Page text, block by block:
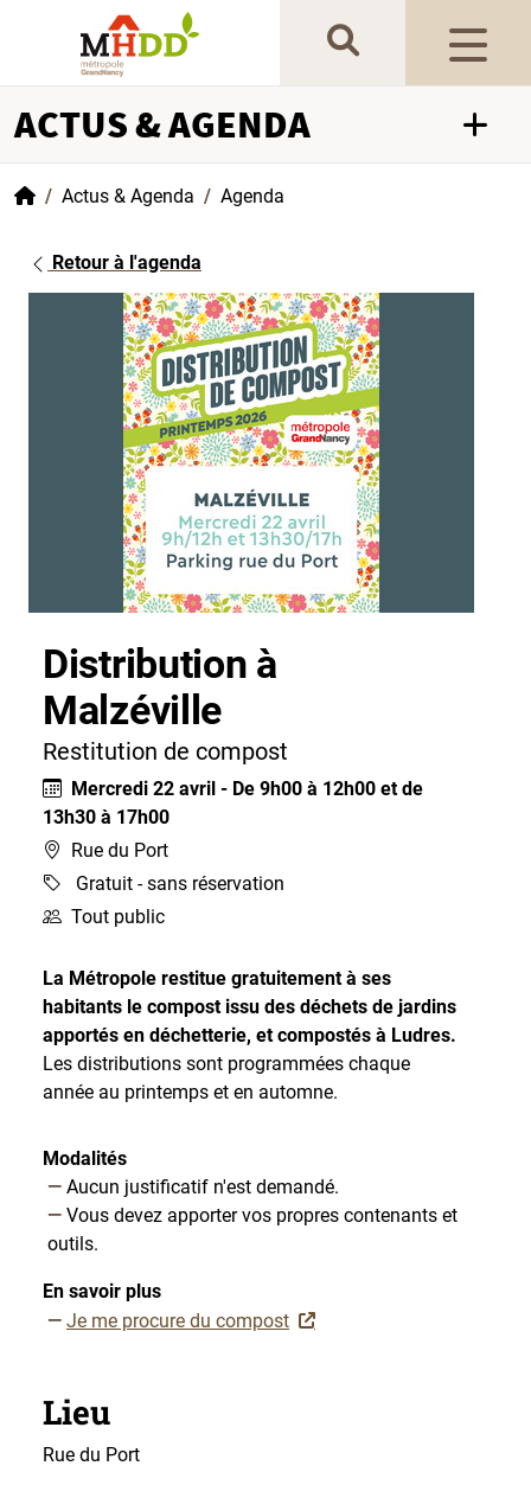
Gestion de vos préférences sur les cookies
ACTUS & AGENDA
AccueilActus & Agenda Agenda
Retour à l'agenda
Distribution à
Malzéville
Restitution de compost
Mercredi 22 avril - De 9h00 à 12h00 et de
13h30 à 17h00
Rue du Port
Gratuit - sans réservation
Tout public
La Métropole restitue gratuitement à ses
habitants le compost issu des déchets de jardins
apportés en déchetterie, et compostés à Ludres.
Les distributions sont programmées chaque
année au printemps et en automne.
Modalités
Aucun justificatif n'est demandé.
Vous devez apporter vos propres contenants et
outils.
En savoir plus
Je me procure du compost
Lieu
Rue du Port